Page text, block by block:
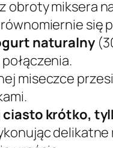
obroty miksera
się
naturalny
miseczce
ciasto krótko,